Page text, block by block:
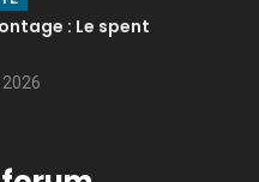
: Le spent